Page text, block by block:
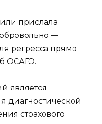
или прислала
—
регресса прямо
ОСАГО.
является
диагностической
страхового